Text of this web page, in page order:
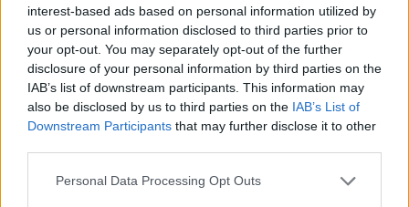
interest-based ads based on personal information utilized by
us or personal information disclosed to third parties prior to
your opt-out. You may separately opt-out of the further
disclosure of your personal information by third parties on the
IAB’s list of downstream participants. This information may
also be disclosed by us to third parties on the IAB’s List of
Downstream Participants that may further disclose it to other
Personal Data Processing Opt Outs